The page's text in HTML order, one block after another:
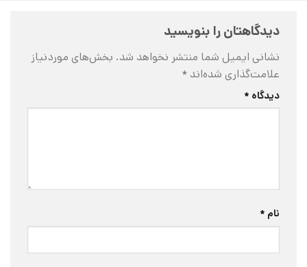
دیدگاهتان را بنویسید
نشانی ایمیل شما منتشر نخواهد شد. بخش‌های موردنیاز
علامت‌گذاری شده‌اند *
دیدگاه *
نام *